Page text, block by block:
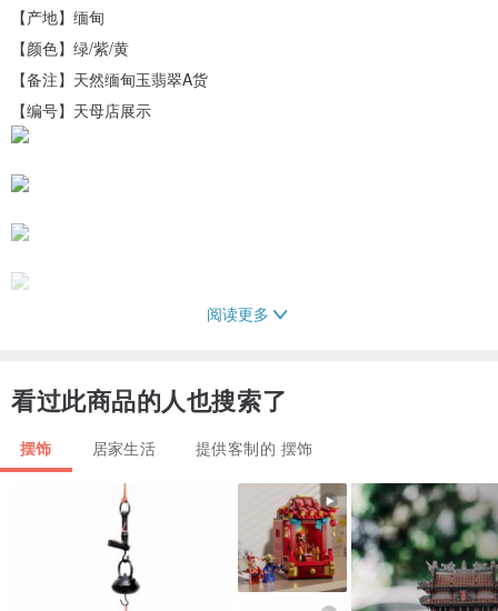
【产地】缅甸
【颜色】绿/紫/黄
【备注】天然缅甸玉翡翠A货
【编号】天母店展示
阅读更多
看过此商品的人也搜索了
摆饰 居家生活 提供客制的 摆饰